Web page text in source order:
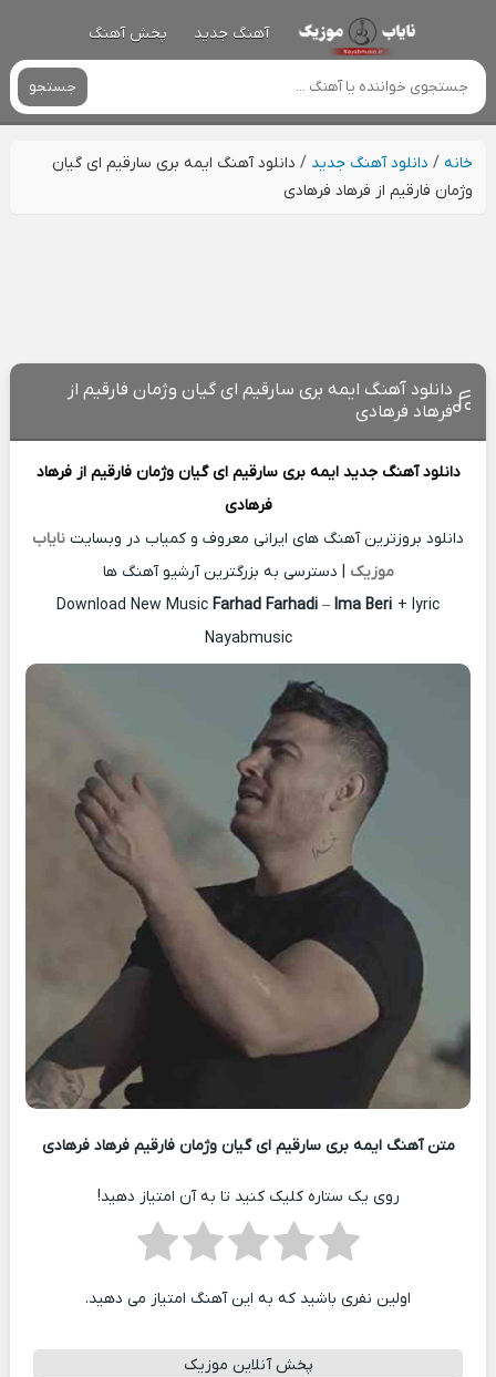
آهنگ جدید پخش آهنگ
جستجو
خانه/ دانلود آهنگ جدید / دانلود آهنگ ایمه بری سارقیم ای گیان
وژمان فارقیم از فرهاد فرهادی
دانلود آهنگ ایمه بری سارقیم ای گیان وژمان فارقیم از
فرهاد فرهادی
دانلود آهنگ جدید ایمه بری سارقیم ای گیان وژمان فارقیم ازفرهاد
فرهادی
دانلود بروزترین آهنگ های ایرانی معروف و کمیاب در وبسایت نایاب
موزیک | دسترسی به بزرگترین آرشیو آهنگ ها
Download New Music Farhad Farhadi – Ima Beri + lyric
Nayabmusic
متن آهنگ ایمه بری سارقیم ای گیان وژمان فارقیم فرهاد فرهادی
روی یک ستاره کلیک کنید تا به آن امتیاز دهید!
اولین نفری باشید که به این آهنگ امتیاز می دهید.
پخش آنلاین موزیک